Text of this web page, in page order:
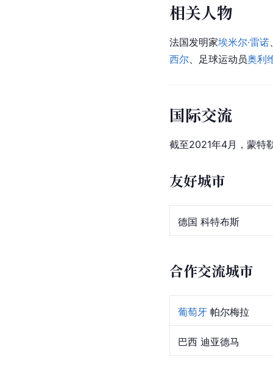
相关人物
法国发明家埃米尔·雷诺
西尔 、足球运动员奥利
国际交流
截至2021年4月，蒙特
友好城市
德国 科特布斯
合作交流城市
葡萄牙 帕尔梅拉
巴西 迪亚德马